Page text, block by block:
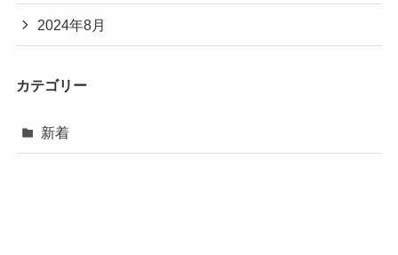
2024年8月
カテゴリー
新着